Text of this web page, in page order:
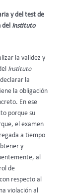
y del test de
Instituto
la validez y
Instituto
la
la obligación
En ese
porque su
el examen
a tiempo
y
al
de
respecto al
violación al